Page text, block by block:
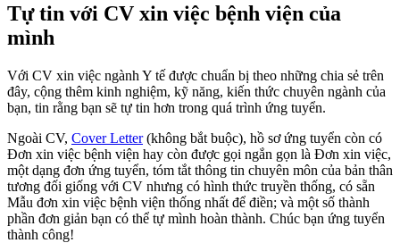
Tự tin với CV xin việc bệnh viện của
mình
Với CV xin việc ngành Y tế được chuẩn bị theo những chia sẻ trên
đây, cộng thêm kinh nghiệm, kỹ năng, kiến thức chuyên ngành của
bạn, tin rằng bạn sẽ tự tin hơn trong quá trình ứng tuyển.
Ngoài CV, Cover Letter(không bắt buộc), hồ sơ ứng tuyển còn có
Đơn xin việc bệnh viện hay còn được gọi ngắn gọn là Đơn xin việc,
một dạng đơn ứng tuyển, tóm tắt thông tin chuyên môn của bản thân
tương đối giống với CV nhưng có hình thức truyền thống, có sẵn
Mẫu đơn xin việc bệnh viện thống nhất để điền; và một số thành
phần đơn giản bạn có thể tự mình hoàn thành. Chúc bạn ứng tuyển
thành công!